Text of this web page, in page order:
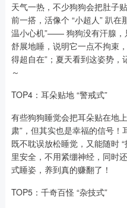
天气一热，不少狗狗会把肚子
前一搭，活像个 “小超人” 趴
温小心机”—— 狗狗没有汗腺，
舒展地睡，说明它一点不拘束
得超自在”；夏天看到这姿势
～
TOP4：耳朵贴地 “警戒式”
有些狗狗睡觉会把耳朵贴在地
肃”，但其实也是幸福的信号！
既不耽误放松睡觉，又能随时
里安全，不用紧绷神经，同时
式睡姿，养到真的赚翻了！
TOP5：千奇百怪 “杂技式”